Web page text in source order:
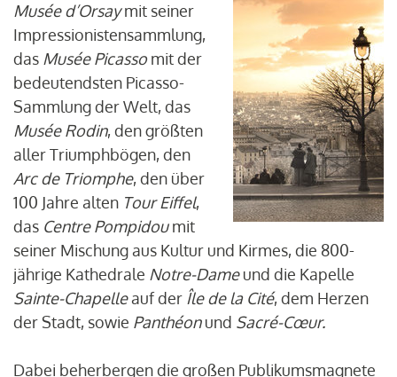
Musée d’Orsaymit seiner
Impressionistensammlung,
das Musée Picassomit der
bedeutendsten Picasso-
Sammlung der Welt, das
Musée Rodin, den größten
aller Triumphbögen, den
Arc de Triomphe, den über
100 Jahre alten Tour Eiffel,
das Centre Pompidoumit
seiner Mischung aus Kultur und Kirmes, die 800-
jährige Kathedrale Notre-Dameund die Kapelle
Sainte-Chapelleauf der Île de la Cité, dem Herzen
der Stadt, sowie Panthéonund Sacré-Cœur.
Dabei beherbergen die großen Publikumsmagnete